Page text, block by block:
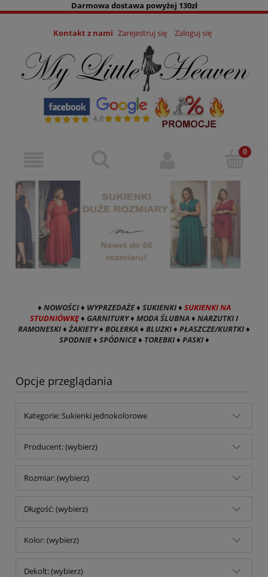
Darmowa dostawa powyżej 130zł
Kontakt z nami Zarejestruj się Zaloguj się
♦ NOWOŚCI♦ WYPRZEDAŻE♦ SUKIENKI♦ SUKIENKI NA
STUDNIÓWKĘ♦ GARNITURY♦ MODA ŚLUBNA♦ NARZUTKI I
RAMONESKI♦ŻAKIETY♦ BOLERKA♦ BLUZKI♦ PŁASZCZE/KURTKI♦
SPODNIE♦ SPÓDNICE♦ TOREBKI♦ PASKI♦
Opcje przeglądania
Kategorie: Sukienki jednokolorowe
Producent: (wybierz)
Rozmiar: (wybierz)
Długość: (wybierz)
Kolor: (wybierz)
Dekolt: (wybierz)